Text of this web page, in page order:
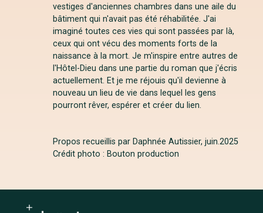
vestiges d'anciennes chambres dans une aile du
bâtiment qui n'avait pas été réhabilitée. J'ai
imaginé toutes ces vies qui sont passées par là,
ceux qui ont vécu des moments forts de la
naissance à la mort. Je m'inspire entre autres de
l'Hôtel-Dieu dans une partie du roman que j'écris
actuellement. Et je me réjouis qu'il devienne à
nouveau un lieu de vie dans lequel les gens
pourront rêver, espérer et créer du lien.
Propos recueillis par Daphnée Autissier, juin.2025
Crédit photo : Bouton production